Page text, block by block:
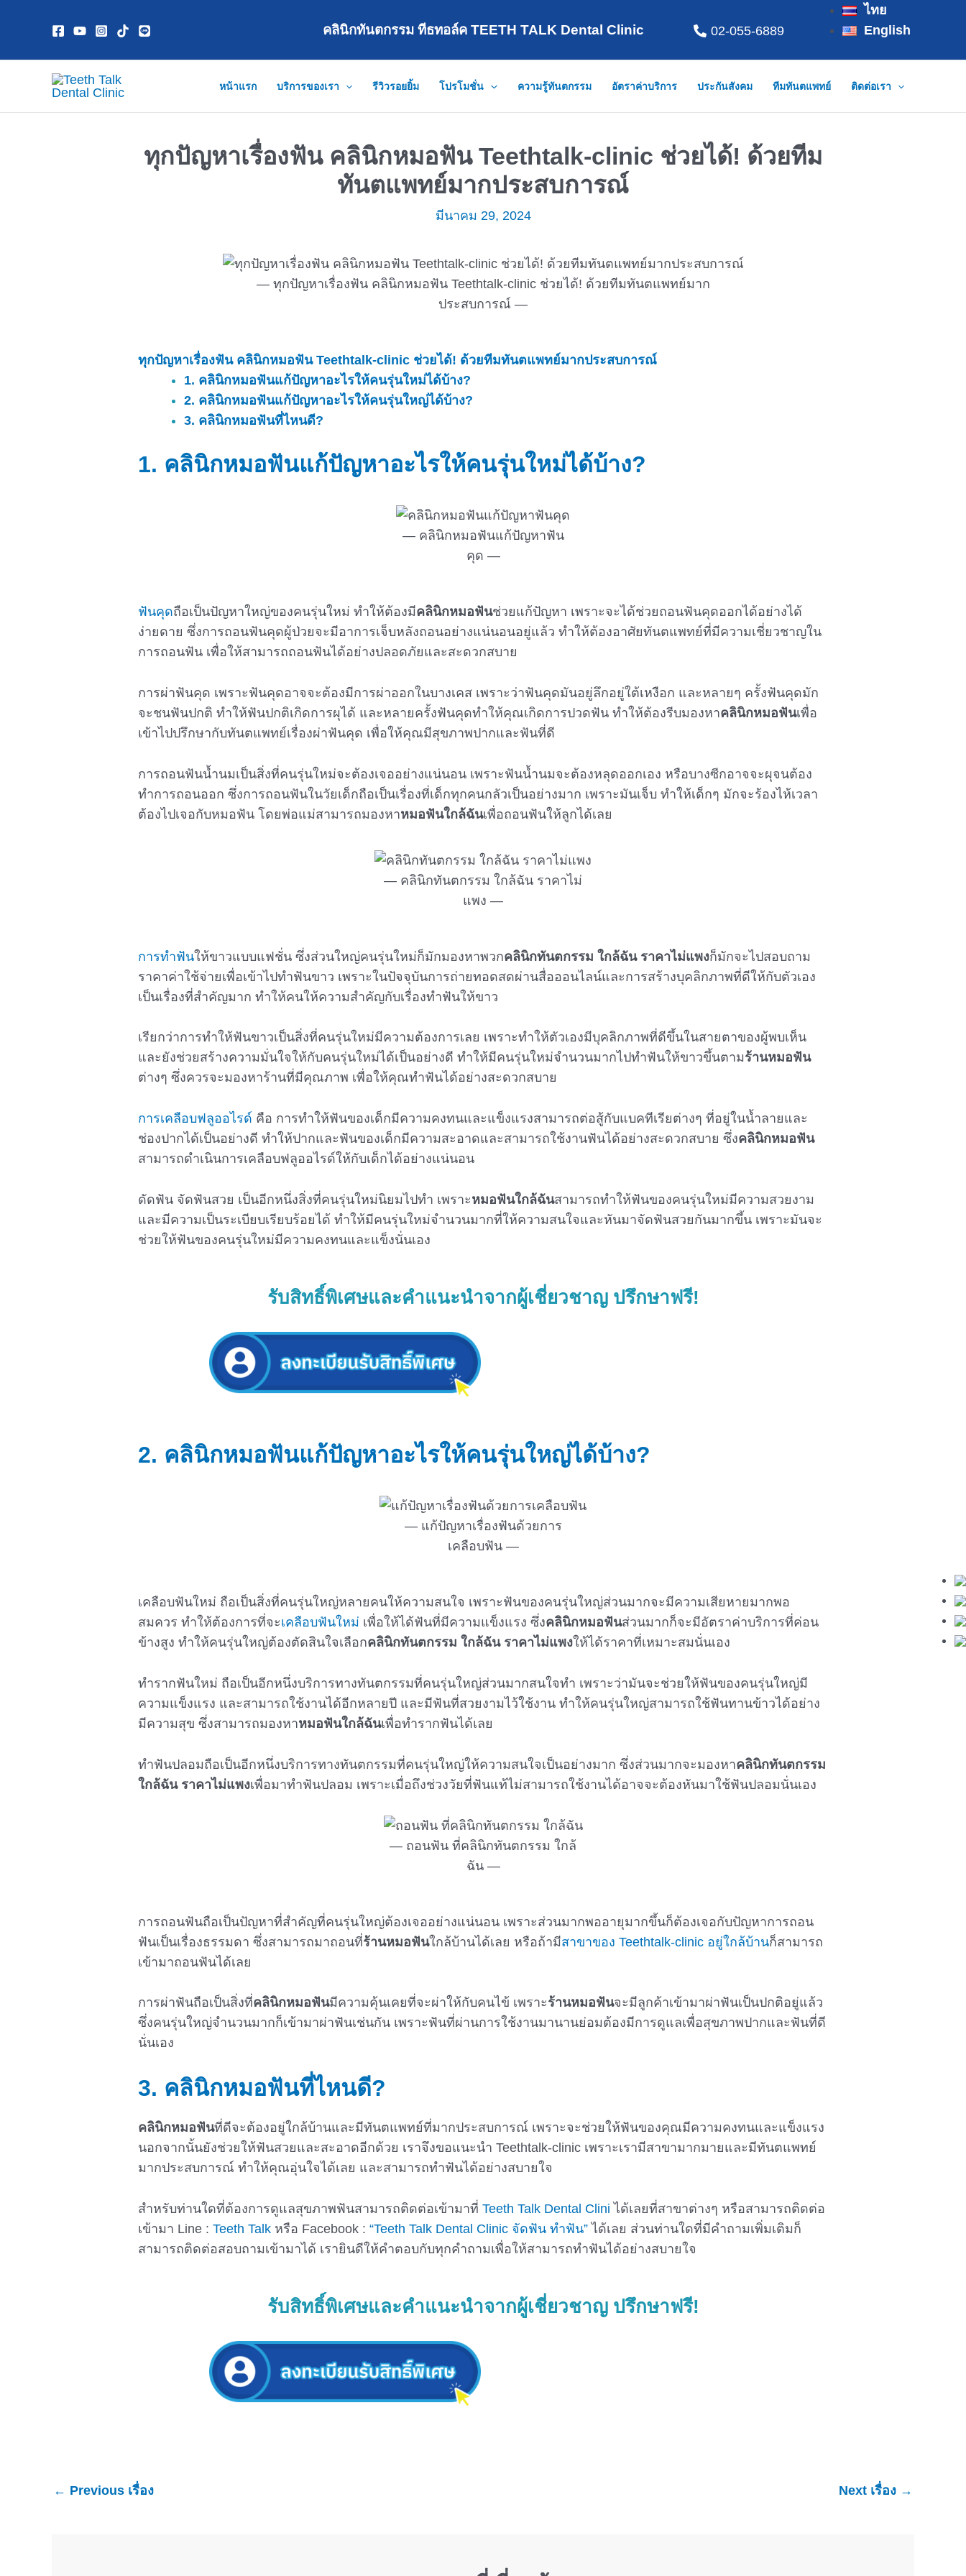
คลินิกทันตกรรม ทีธทอล์ค TEETH TALK Dental Clinic 02-055-6889
ไทย
English
หน้าแรก บริการของเรา รีวิวรอยยิ้ม โปรโมชั่น ความรู้ทันตกรรม อัตราค่าบริการ ประกันสังคม ทีมทันตแพทย์ ติดต่อเรา
ทุกปัญหาเรื่องฟัน คลินิกหมอฟัน Teethtalk-clinic ช่วยได้! ด้วยทีม
ทันตแพทย์มากประสบการณ์
มีนาคม 29, 2024
ทุกปัญหาเรื่องฟัน คลินิกหมอฟัน Teethtalk-clinic ช่วยได้! ด้วยทีมทันตแพทย์มาก
ประสบการณ์
ทุกปัญหาเรื่องฟัน คลินิกหมอฟัน Teethtalk-clinic ช่วยได้! ด้วยทีมทันตแพทย์มากประสบการณ์
1. คลินิกหมอฟันแก้ปัญหาอะไรให้คนรุ่นใหม่ได้บ้าง?
2. คลินิกหมอฟันแก้ปัญหาอะไรให้คนรุ่นใหญ่ได้บ้าง?
3. คลินิกหมอฟันที่ไหนดี?
1. คลินิกหมอฟันแก้ปัญหาอะไรให้คนรุ่นใหม่ได้บ้าง?
คลินิกหมอฟันแก้ปัญหาฟัน
คุด
ฟันคุดถือเป็นปัญหาใหญ่ของคนรุ่นใหม่ ทำให้ต้องมีคลินิกหมอฟันช่วยแก้ปัญหา เพราะจะได้ช่วยถอนฟันคุดออกได้อย่างได้
ง่ายดาย ซึ่งการถอนฟันคุดผู้ป่วยจะมีอาการเจ็บหลังถอนอย่างแน่นอนอยู่แล้ว ทำให้ต้องอาศัยทันตแพทย์ที่มีความเชี่ยวชาญใน
การถอนฟัน เพื่อให้สามารถถอนฟันได้อย่างปลอดภัยและสะดวกสบาย
การผ่าฟันคุด เพราะฟันคุดอาจจะต้องมีการผ่าออกในบางเคส เพราะว่าฟันคุดมันอยู่ลึกอยู่ใต้เหงือก และหลายๆ ครั้งฟันคุดมัก
จะชนฟันปกติ ทำให้ฟันปกติเกิดการผุได้ และหลายครั้งฟันคุดทำให้คุณเกิดการปวดฟัน ทำให้ต้องรีบมองหาคลินิกหมอฟันเพื่อ
เข้าไปปรึกษากับทันตแพทย์เรื่องผ่าฟันคุด เพื่อให้คุณมีสุขภาพปากและฟันที่ดี
การถอนฟันน้ำนมเป็นสิ่งที่คนรุ่นใหม่จะต้องเจออย่างแน่นอน เพราะฟันน้ำนมจะต้องหลุดออกเอง หรือบางซีกอาจจะผุจนต้อง
ทำการถอนออก ซึ่งการถอนฟันในวัยเด็กถือเป็นเรื่องที่เด็กทุกคนกลัวเป็นอย่างมาก เพราะมันเจ็บ ทำให้เด็กๆ มักจะร้องไห้เวลา
ต้องไปเจอกับหมอฟัน โดยพ่อแม่สามารถมองหาหมอฟันใกล้ฉันเพื่อถอนฟันให้ลูกได้เลย
คลินิกทันตกรรม ใกล้ฉัน ราคาไม่
แพง
การทำฟันให้ขาวแบบแฟชั่น ซึ่งส่วนใหญ่คนรุ่นใหม่ก็มักมองหาพวกคลินิกทันตกรรม ใกล้ฉัน ราคาไม่แพงก็มักจะไปสอบถาม
ราคาค่าใช้จ่ายเพื่อเข้าไปทำฟันขาว เพราะในปัจจุบันการถ่ายทอดสดผ่านสื่อออนไลน์และการสร้างบุคลิกภาพที่ดีให้กับตัวเอง
เป็นเรื่องที่สำคัญมาก ทำให้คนให้ความสำคัญกับเรื่องทำฟันให้ขาว
เรียกว่าการทำให้ฟันขาวเป็นสิ่งที่คนรุ่นใหม่มีความต้องการเลย เพราะทำให้ตัวเองมีบุคลิกภาพที่ดีขึ้นในสายตาของผู้พบเห็น
และยังช่วยสร้างความมั่นใจให้กับคนรุ่นใหม่ได้เป็นอย่างดี ทำให้มีคนรุ่นใหม่จำนวนมากไปทำฟันให้ขาวขึ้นตามร้านหมอฟัน
ต่างๆ ซึ่งควรจะมองหาร้านที่มีคุณภาพ เพื่อให้คุณทำฟันได้อย่างสะดวกสบาย
การเคลือบฟลูออไรด์ คือ การทำให้ฟันของเด็กมีความคงทนและแข็งแรงสามารถต่อสู้กับแบคทีเรียต่างๆ ที่อยู่ในน้ำลายและ
ช่องปากได้เป็นอย่างดี ทำให้ปากและฟันของเด็กมีความสะอาดและสามารถใช้งานฟันได้อย่างสะดวกสบาย ซึ่งคลินิกหมอฟัน
สามารถดำเนินการเคลือบฟลูออไรด์ให้กับเด็กได้อย่างแน่นอน
ดัดฟัน จัดฟันสวย เป็นอีกหนึ่งสิ่งที่คนรุ่นใหม่นิยมไปทำ เพราะหมอฟันใกล้ฉันสามารถทำให้ฟันของคนรุ่นใหม่มีความสวยงาม
และมีความเป็นระเบียบเรียบร้อยได้ ทำให้มีคนรุ่นใหม่จำนวนมากที่ให้ความสนใจและหันมาจัดฟันสวยกันมากขึ้น เพราะมันจะ
ช่วยให้ฟันของคนรุ่นใหม่มีความคงทนและแข็งนั่นเอง
รับสิทธิ์พิเศษและคำแนะนำจากผู้เชี่ยวชาญ ปรึกษาฟรี!
2. คลินิกหมอฟันแก้ปัญหาอะไรให้คนรุ่นใหญ่ได้บ้าง?
แก้ปัญหาเรื่องฟันด้วยการ
เคลือบฟัน
เคลือบฟันใหม่ ถือเป็นสิ่งที่คนรุ่นใหญ่หลายคนให้ความสนใจ เพราะฟันของคนรุ่นใหญ่ส่วนมากจะมีความเสียหายมากพอ
สมควร ทำให้ต้องการที่จะเคลือบฟันใหม่ เพื่อให้ได้ฟันที่มีความแข็งแรง ซึ่งคลินิกหมอฟันส่วนมากก็จะมีอัตราค่าบริการที่ค่อน
ข้างสูง ทำให้คนรุ่นใหญ่ต้องตัดสินใจเลือกคลินิกทันตกรรม ใกล้ฉัน ราคาไม่แพงให้ได้ราคาที่เหมาะสมนั่นเอง
ทำรากฟันใหม่ ถือเป็นอีกหนึ่งบริการทางทันตกรรมที่คนรุ่นใหญ่ส่วนมากสนใจทำ เพราะว่ามันจะช่วยให้ฟันของคนรุ่นใหญ่มี
ความแข็งแรง และสามารถใช้งานได้อีกหลายปี และมีฟันที่สวยงามไว้ใช้งาน ทำให้คนรุ่นใหญ่สามารถใช้ฟันทานข้าวได้อย่าง
มีความสุข ซึ่งสามารถมองหาหมอฟันใกล้ฉันเพื่อทำรากฟันได้เลย
ทำฟันปลอมถือเป็นอีกหนึ่งบริการทางทันตกรรมที่คนรุ่นใหญ่ให้ความสนใจเป็นอย่างมาก ซึ่งส่วนมากจะมองหาคลินิกทันตกรรม
ใกล้ฉัน ราคาไม่แพงเพื่อมาทำฟันปลอม เพราะเมื่อถึงช่วงวัยที่ฟันแท้ไม่สามารถใช้งานได้อาจจะต้องหันมาใช้ฟันปลอมนั่นเอง
ถอนฟัน ที่คลินิกทันตกรรม ใกล้
ฉัน
การถอนฟันถือเป็นปัญหาที่สำคัญที่คนรุ่นใหญ่ต้องเจออย่างแน่นอน เพราะส่วนมากพออายุมากขึ้นก็ต้องเจอกับปัญหาการถอน
ฟันเป็นเรื่องธรรมดา ซึ่งสามารถมาถอนที่ร้านหมอฟันใกล้บ้านได้เลย หรือถ้ามีสาขาของ Teethtalk-clinic อยู่ใกล้บ้านก็สามารถ
เข้ามาถอนฟันได้เลย
การผ่าฟันถือเป็นสิ่งที่คลินิกหมอฟันมีความคุ้นเคยที่จะผ่าให้กับคนไข้ เพราะร้านหมอฟันจะมีลูกค้าเข้ามาผ่าฟันเป็นปกติอยู่แล้ว
ซึ่งคนรุ่นใหญ่จำนวนมากก็เข้ามาผ่าฟันเช่นกัน เพราะฟันที่ผ่านการใช้งานมานานย่อมต้องมีการดูแลเพื่อสุขภาพปากและฟันที่ดี
นั่นเอง
3. คลินิกหมอฟันที่ไหนดี?
คลินิกหมอฟันที่ดีจะต้องอยู่ใกล้บ้านและมีทันตแพทย์ที่มากประสบการณ์ เพราะจะช่วยให้ฟันของคุณมีความคงทนและแข็งแรง
นอกจากนั้นยังช่วยให้ฟันสวยและสะอาดอีกด้วย เราจึงขอแนะนำ Teethtalk-clinic เพราะเรามีสาขามากมายและมีทันตแพทย์
มากประสบการณ์ ทำให้คุณอุ่นใจได้เลย และสามารถทำฟันได้อย่างสบายใจ
สำหรับท่านใดที่ต้องการดูแลสุขภาพฟันสามารถติดต่อเข้ามาที่Teeth Talk Dental Clini ได้เลยที่สาขาต่างๆ หรือสามารถติดต่อ
เข้ามา Line :Teeth Talk หรือ Facebook :“Teeth Talk Dental Clinic จัดฟัน ทำฟัน” ได้เลย ส่วนท่านใดที่มีคำถามเพิ่มเติมก็
สามารถติดต่อสอบถามเข้ามาได้ เรายินดีให้คำตอบกับทุกคำถามเพื่อให้สามารถทำฟันได้อย่างสบายใจ
รับสิทธิ์พิเศษและคำแนะนำจากผู้เชี่ยวชาญ ปรึกษาฟรี!
← Previous เรื่อง Next เรื่อง →